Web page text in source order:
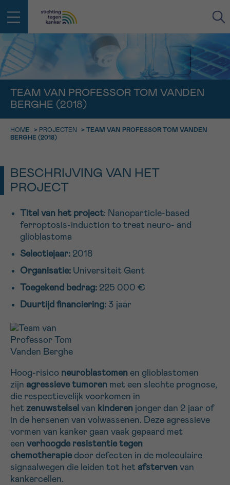
TEAM VAN PROFESSOR TOM VANDEN
BERGHE (2018)
HOME > PROJECTEN > TEAM VAN PROFESSOR TOM VANDEN
BERGHE (2018)
BESCHRIJVING VAN HET
PROJECT
Titel van het project: Nanoparticle-based
ferroptosis-induction to treat neuro- and
glioblastoma
Selectiejaar: 2018
Organisatie: Universiteit Gent
Toegekend bedrag: 225 000 €
Duurtijd financiering: 3 jaar
Hoog-risico neuroblastomen en glioblastomen
zijn agressieve tumoren met een slechte prognose,
die respectievelijk voorkomen in
het zenuwstelsel van kinderen jonger dan 2 jaar of
in de hersenen van volwassenen. Deze agressieve
vormen van kanker gaan vaak gepaard met
een verhoogde resistentie tegen
chemotherapiedoor defecten in de moleculaire
signaalwegen die leiden tot het afsterven van
kankercellen.
NAAM
VOORNAAM
IN DE STRIJD TEGEN KANKER STA
Professionele medewerkers beantwoorden je vragen
Via ons
contactformulier
Meer weten over Kankerinfo
geen enkele diagnose
TERUG
NAAM
VOORNAAM
Ja, stuur mij de nieuwsbrief
Ik aanvaard degebruiksvoorwaarden
*VERPLICHT VELD
TERUG
Afspraak Vraag Gegevens Bevestiging
9h-11h
13h-16h
Verder